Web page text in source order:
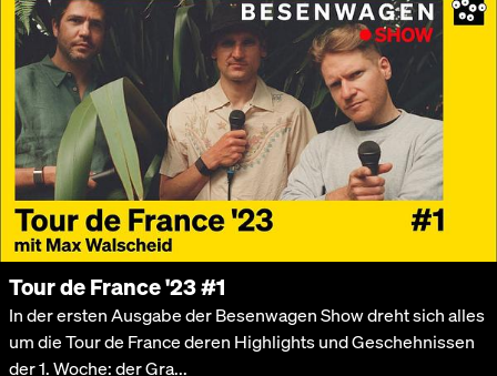
Tour de France '23 #1
In der ersten Ausgabe der Besenwagen Show dreht sich alles
um die Tour de France deren Highlights und Geschehnissen
der 1. Woche: der Gra...